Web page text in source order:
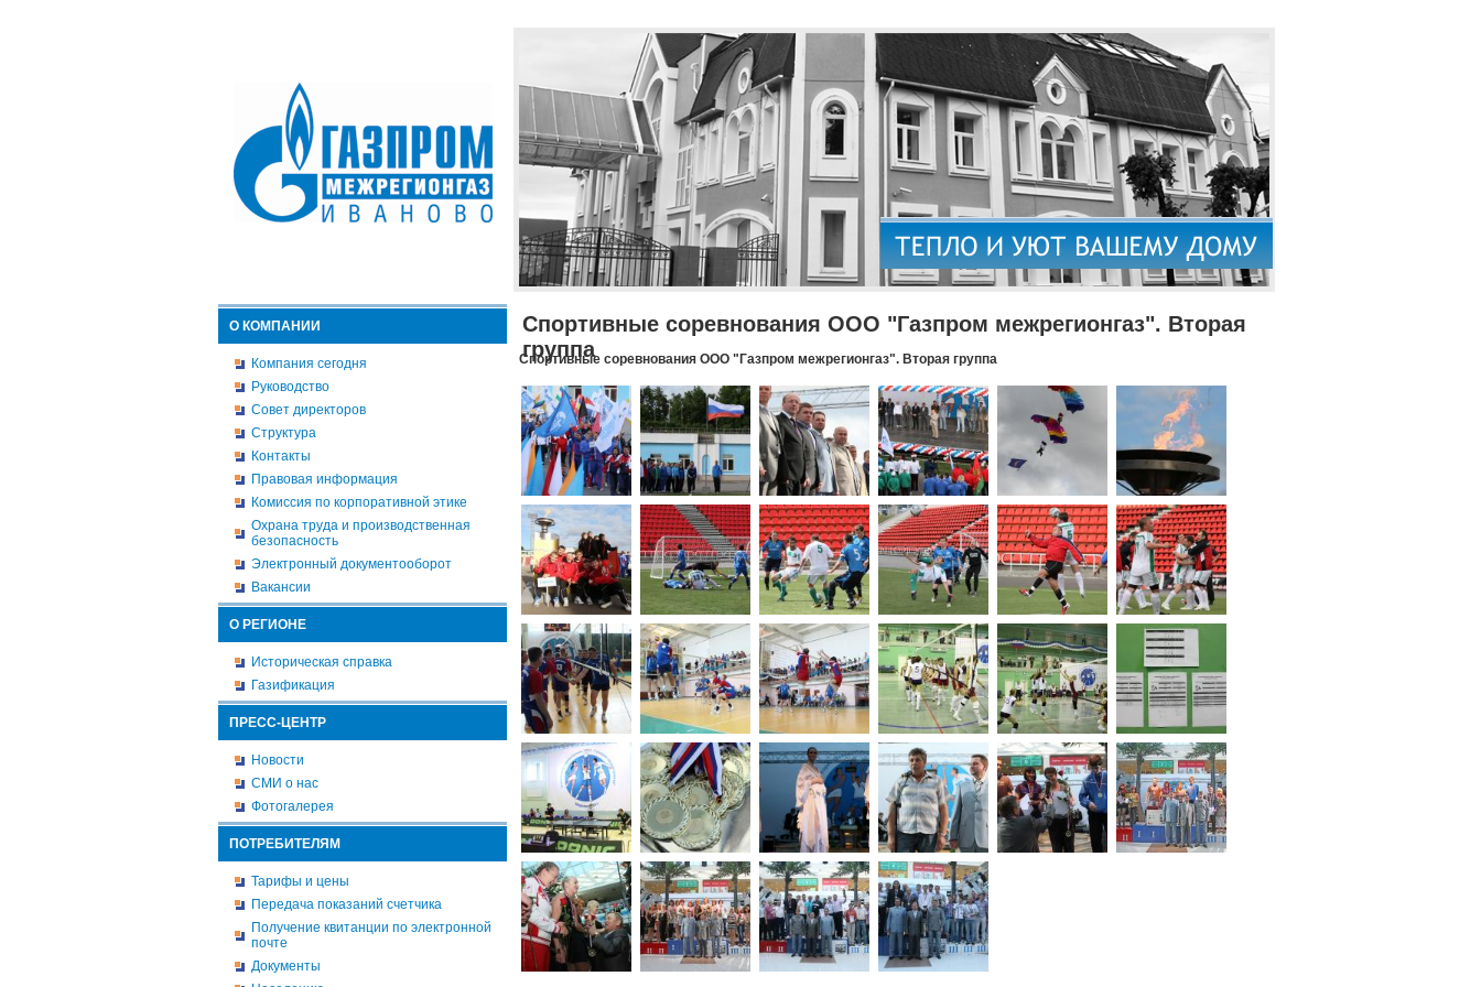
О КОМПАНИИ
Компания сегодня
Руководство
Совет директоров
Структура
Контакты
Правовая информация
Комиссия по корпоративной этике
Охрана труда и производственная
безопасность
Электронный документооборот
Вакансии
О РЕГИОНЕ
Историческая справка
Газификация
ПРЕСС-ЦЕНТР
Новости
СМИ о нас
Фотогалерея
ПОТРЕБИТЕЛЯМ
Тарифы и цены
Передача показаний счетчика
Получение квитанции по электронной
почте
Документы
Спортивные соревнования ООО "Газпром межрегионгаз". Вторая
группа
Спортивные соревнования ООО "Газпром межрегионгаз". Вторая группа